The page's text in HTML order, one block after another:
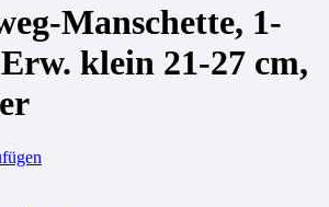
Manschette, 1-
klein 21-27 cm,